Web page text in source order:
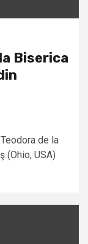
Biserica
de la
(Ohio, USA)